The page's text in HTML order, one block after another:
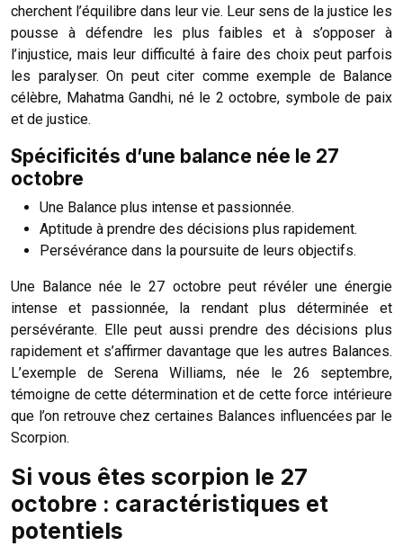
cherchent l’équilibre dans leur vie. Leur sens de la justice les
pousse à défendre les plus faibles et à s’opposer à
l’injustice, mais leur difficulté à faire des choix peut parfois
les paralyser. On peut citer comme exemple de Balance
célèbre, Mahatma Gandhi, né le 2 octobre, symbole de paix
et de justice.
Spécificités d’une balance née le 27
octobre
Une Balance plus intense et passionnée.
Aptitude à prendre des décisions plus rapidement.
Persévérance dans la poursuite de leurs objectifs.
Une Balance née le 27 octobre peut révéler une énergie
intense et passionnée, la rendant plus déterminée et
persévérante. Elle peut aussi prendre des décisions plus
rapidement et s’affirmer davantage que les autres Balances.
L’exemple de Serena Williams, née le 26 septembre,
témoigne de cette détermination et de cette force intérieure
que l’on retrouve chez certaines Balances influencées par le
Scorpion.
Si vous êtes scorpion le 27
octobre : caractéristiques et
potentiels